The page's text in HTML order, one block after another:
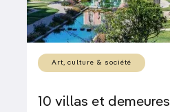
Art, culture & société
10 villas et demeures